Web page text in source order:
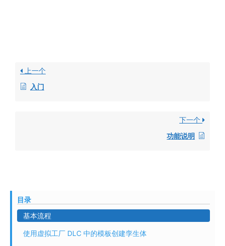
上一个
入门
下一个
功能说明
目录
基本流程
使用虚拟工厂 DLC 中的模板创建孪生体